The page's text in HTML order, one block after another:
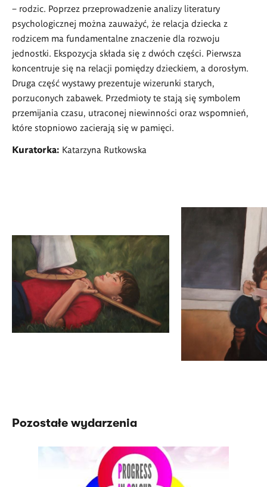
– rodzic. Poprzez przeprowadzenie analizy literatury
psychologicznej można zauważyć, że relacja dziecka z
rodzicem ma fundamentalne znaczenie dla rozwoju
jednostki. Ekspozycja składa się z dwóch części. Pierwsza
koncentruje się na relacji pomiędzy dzieckiem, a dorosłym.
Druga część wystawy prezentuje wizerunki starych,
porzuconych zabawek. Przedmioty te stają się symbolem
przemijania czasu, utraconej niewinności oraz wspomnień,
które stopniowo zacierają się w pamięci.
Kuratorka: Katarzyna Rutkowska
Pozostałe wydarzenia